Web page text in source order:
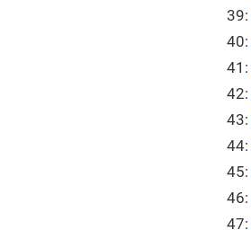
39:
40:
41:
42:
43:
44:
45:
46:
47: